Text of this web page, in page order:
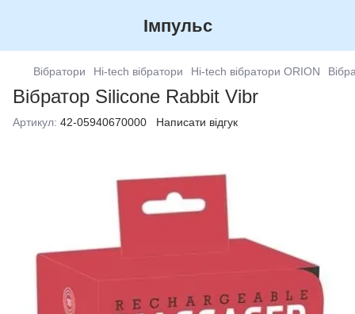
Імпульс
Вібратори Hi-tech вібратори Hi-tech вібратори ORION
Вібратор Silicone Rabbit Vibr
Артикул: 42-05940670000 Написати відгук